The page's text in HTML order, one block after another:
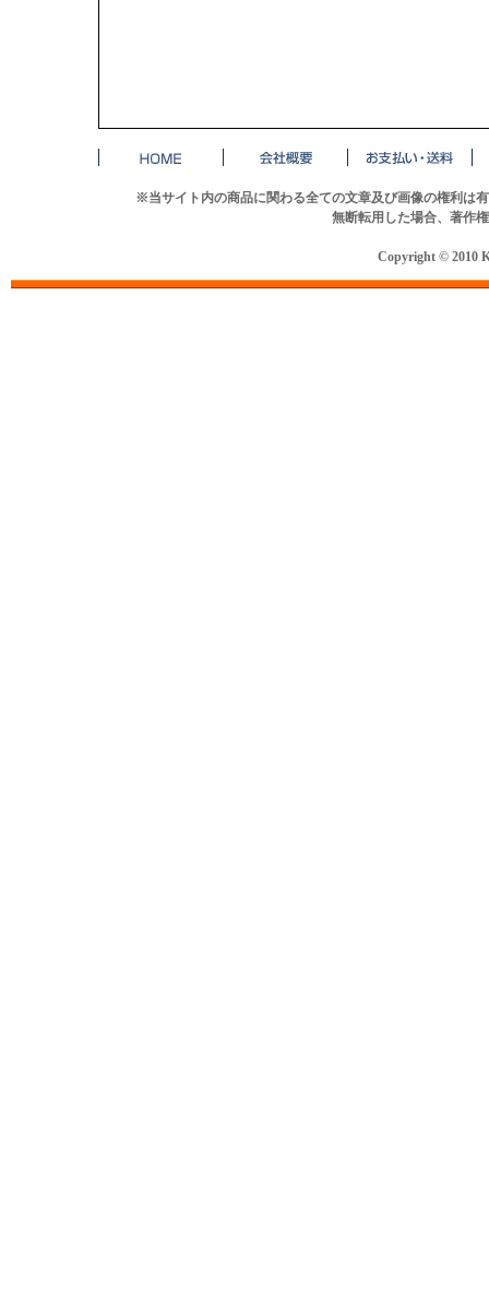
※当サイト内の商品に関わる全ての文章及び画像の権利は
無断転用した場合、著作
Copyright © 2010